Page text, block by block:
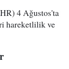
4 Ağustos'ta
hareketlilik ve